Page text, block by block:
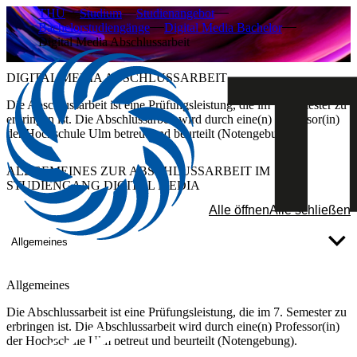
THU Studium
Studienangebot
Bachelorstudiengänge
Digital Media Bachelor
Digital Media Abschlussarbeit
DIGITAL MEDIA ABSCHLUSSARBEIT
Die Abschlussarbeit ist eine Prüfungsleistung, die im 7. Semester zu
erbringen ist. Die Abschlussarbeit wird durch eine(n) Professor(in)
der Hochschule Ulm betreut und beurteilt (Notengebung).
ALLGEMEINES ZUR ABSCHLUSSARBEIT IM
STUDIENGANG DIGITAL MEDIA
Alle öffnenAlle schließen
Allgemeines
​Allgemeines
​Die Abschlussarbeit ist eine Prüfungsleistung, die im 7. Semester zu
erbringen ist. Die Abschlussarbeit wird durch eine(n) Professor(in)
der Hochschule Ulm betreut und beurteilt (Notengebung).